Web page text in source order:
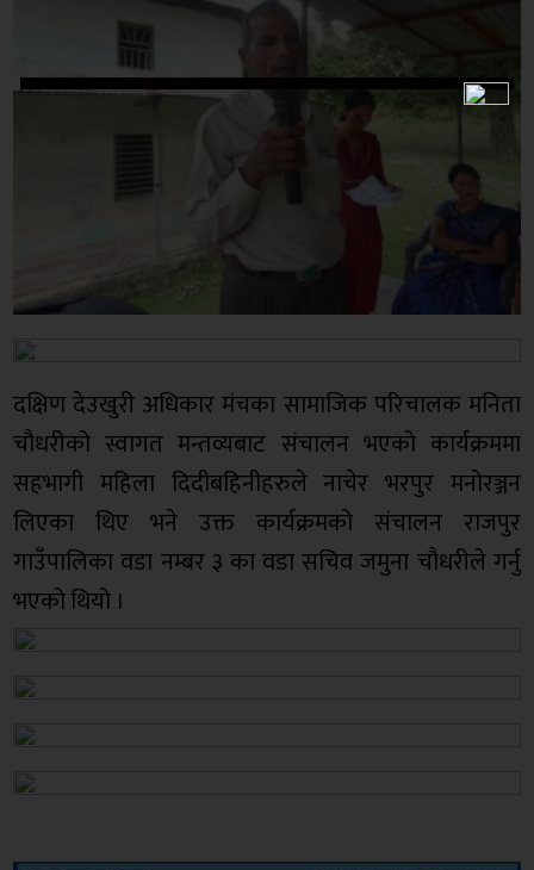
दक्षिण देउखुरी अधिकार मंचका सामाजिक परिचालक मनिता
चौधरीको स्वागत मन्तव्यबाट संचालन भएको कार्यक्रममा
सहभागी महिला दिदीबहिनीहरुले नाचेर भरपुर मनोरञ्जन
लिएका थिए भने उक्त कार्यक्रमको संचालन राजपुर
गाउँपालिका वडा नम्बर ३ का वडा सचिव जमुना चौधरीले गर्नु
भएको थियो ।